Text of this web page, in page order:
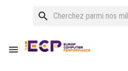
search
